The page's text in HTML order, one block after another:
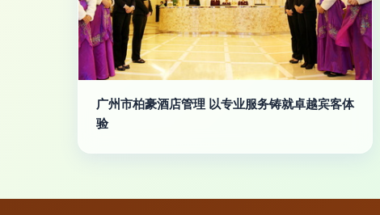
广州市柏豪酒店管理 以专业服务铸就卓越宾客体
验